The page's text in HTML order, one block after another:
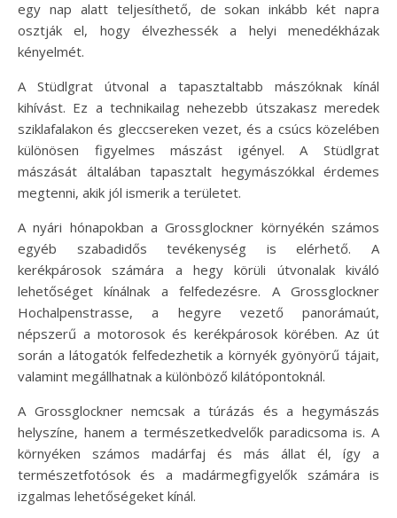
egy nap alatt teljesíthető, de sokan inkább két napra
osztják el, hogy élvezhessék a helyi menedékházak
kényelmét.
A Stüdlgrat útvonal a tapasztaltabb mászóknak kínál
kihívást. Ez a technikailag nehezebb útszakasz meredek
sziklafalakon és gleccsereken vezet, és a csúcs közelében
különösen figyelmes mászást igényel. A Stüdlgrat
mászását általában tapasztalt hegymászókkal érdemes
megtenni, akik jól ismerik a területet.
A nyári hónapokban a Grossglockner környékén számos
egyéb szabadidős tevékenység is elérhető. A
kerékpárosok számára a hegy körüli útvonalak kiváló
lehetőséget kínálnak a felfedezésre. A Grossglockner
Hochalpenstrasse, a hegyre vezető panorámaút,
népszerű a motorosok és kerékpárosok körében. Az út
során a látogatók felfedezhetik a környék gyönyörű tájait,
valamint megállhatnak a különböző kilátópontoknál.
A Grossglockner nemcsak a túrázás és a hegymászás
helyszíne, hanem a természetkedvelők paradicsoma is. A
környéken számos madárfaj és más állat él, így a
természetfotósok és a madármegfigyelők számára is
izgalmas lehetőségeket kínál.